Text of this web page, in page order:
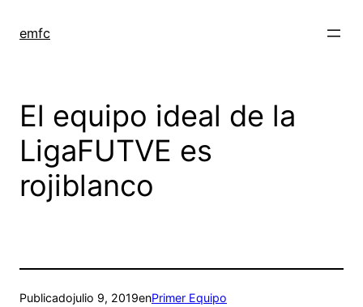
emfc
El equipo ideal de la
LigaFUTVE es
rojiblanco
Publicadojulio 9, 2019enPrimer Equipo